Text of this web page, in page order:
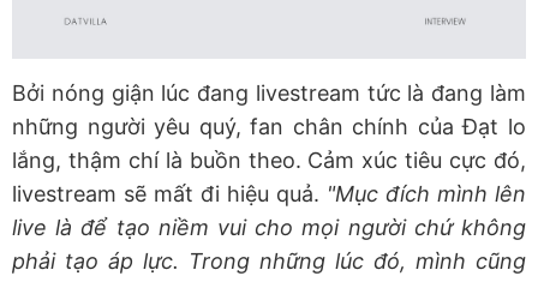
Bởi nóng giận lúc đang livestream tức là đang làm
những người yêu quý, fan chân chính của Đạt lo
lắng, thậm chí là buồn theo. Cảm xúc tiêu cực đó,
livestream sẽ mất đi hiệu quả. "Mục đích mình lên
live là để tạo niềm vui cho mọi người chứ không
phải tạo áp lực. Trong những lúc đó, mình cũng